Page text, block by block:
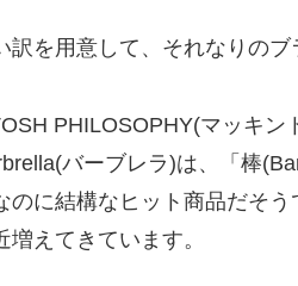
訳を用意して、それなりの
PHILOSOPHY(マッキ
バーブレラ)は、「棒
のに結構なヒット商品だそ
増えてきています。